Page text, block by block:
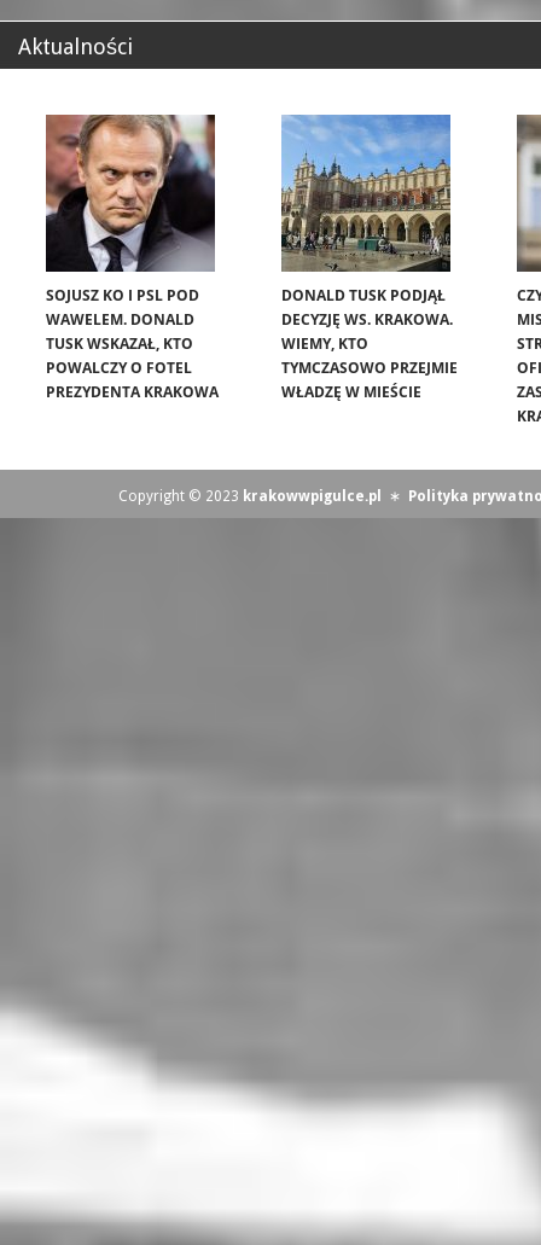
Aktualności
SOJUSZ KO I PSL POD
WAWELEM. DONALD
TUSK WSKAZAŁ, KTO
POWALCZY O FOTEL
PREZYDENTA KRAKOWA
DONALD TUSK PODJĄŁ
DECYZJĘ WS. KRAKOWA.
WIEMY, KTO
TYMCZASOWO PRZEJMIE
WŁADZĘ W MIEŚCIE
Copyright © 2023 krakowwpigulce.pl ∗ Polityka